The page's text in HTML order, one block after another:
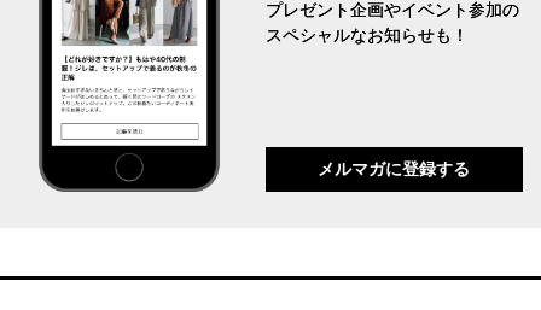
プレゼント企画やイベント参加の
スペシャルなお知らせも！
メルマガに登録する